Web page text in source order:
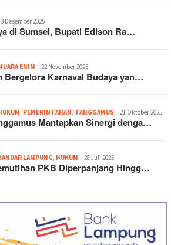
3 Desember 2025
di Sumsel, Bupati Edison Ra…
ENIM 22 November 2025
Bergelora Karnaval Budaya yan…
PEMERINTAHAN TANGGAMUS 21 Oktober 2025
Mantapkan Sinergi denga…
LAMPUNG HUKUM 28 Juli 2025
PKB Diperpanjang Hingg…